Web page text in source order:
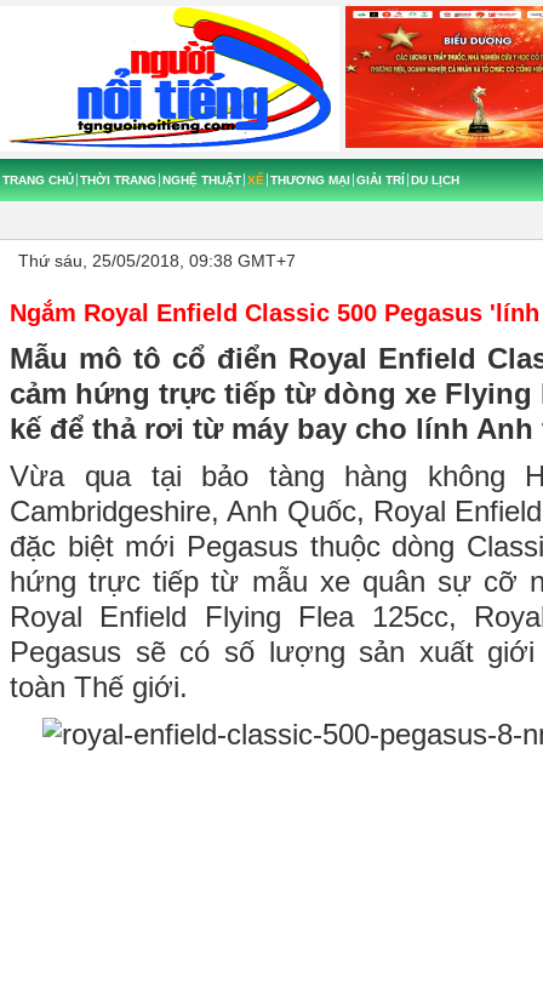
TRANG CHỦ THỜI TRANG NGHỆ THUẬT XẾ THƯƠNG MẠI GIẢI TRÍ DU LỊCH
Thứ sáu, 25/05/2018, 09:38 GMT+7
Ngắm Royal Enfield Classic 500 Pegasus
Mẫu mô tô cổ điển Royal Enfield
cảm hứng trực tiếp từ dòng xe Flying
kế để thả rơi từ máy bay cho lính
Vừa qua tại bảo tàng hàng không
Cambridgeshire, Anh Quốc, Royal
đặc biệt mới Pegasus thuộc dòng
hứng trực tiếp từ mẫu xe quân sự cỡ
Royal Enfield Flying Flea 125cc,
Pegasus sẽ có số lượng sản xuất
toàn Thế giới.